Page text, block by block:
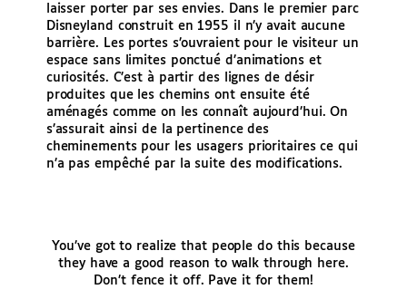
laisser porter par ses envies. Dans le premier parc
Disneyland construit en 1955 il n’y avait aucune
barrière. Les portes s’ouvraient pour le visiteur un
espace sans limites ponctué d’animations et
curiosités. C’est à partir des lignes de désir
produites que les chemins ont ensuite été
aménagés comme on les connaît aujourd’hui. On
s’assurait ainsi de la pertinence des
cheminements pour les usagers prioritaires ce qui
n’a pas empêché par la suite des modifications.
You’ve got to realize that people do this because
they have a good reason to walk through here.
Don’t fence it off. Pave it for them!